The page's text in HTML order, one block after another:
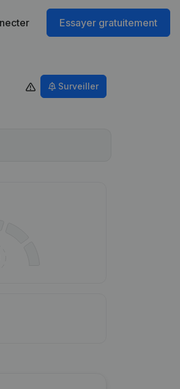
Essayer gratuitement
Surveiller